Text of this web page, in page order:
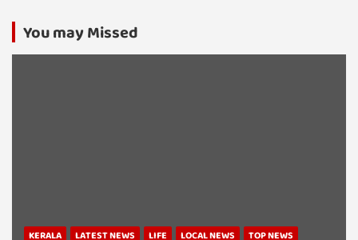
You may Missed
KERALA LATEST NEWS LIFE LOCAL NEWS TOP NEWS